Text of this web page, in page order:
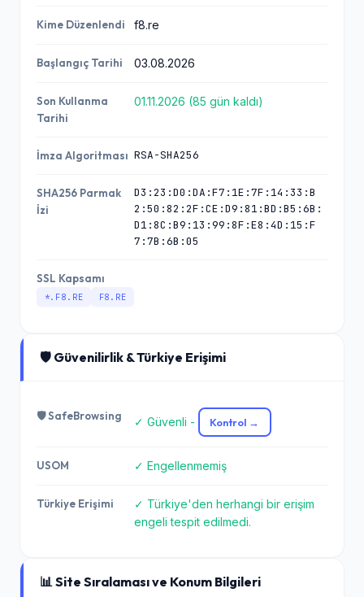
Kime Düzenlendi f8.re
Başlangıç Tarihi 03.08.2026
Son Kullanma
Tarihi
01.11.2026 (85 gün kaldı)
İmza Algoritması RSA-SHA256
SHA256 Parmak
İzi
D3:23:D0:DA:F7:1E:7F:14:33:B
2:50:82:2F:CE:D9:81:BD:B5:6B:
D1:8C:B9:13:99:8F:E8:4D:15:F
7:7B:6B:05
SSL Kapsamı
*.F8.RE F8.RE
🛡️ Güvenilirlik & Türkiye Erişimi
🛡️ SafeBrowsing ✓ Güvenli - Kontrol →
USOM ✓ Engellenmemiş
Türkiye Erişimi
✓ Türkiye'den herhangi bir erişim
engeli tespit edilmedi.
📊 Site Sıralaması ve Konum Bilgileri